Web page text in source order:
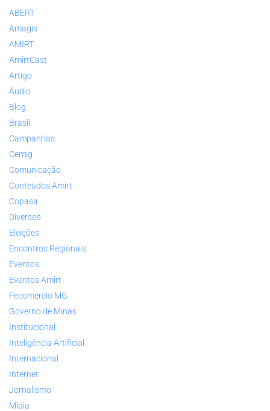
ABERT
Amagis
AMIRT
AmirtCast
Artigo
Áudio
Blog
Brasil
Campanhas
Cemig
Comunicação
Conteúdos Amirt
Copasa
Diversos
Eleições
Encontros Regionais
Eventos
Eventos Amirt
Fecomércio MG
Governo de Minas
Institucional
Inteligência Artificial
Internacional
Internet
Jornalismo
Mídia